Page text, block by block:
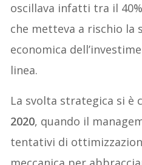
oscillava infatti tra il
che metteva a rischio la
economica
linea.
La svolta strategica si è
2020, quando il
tentativi di